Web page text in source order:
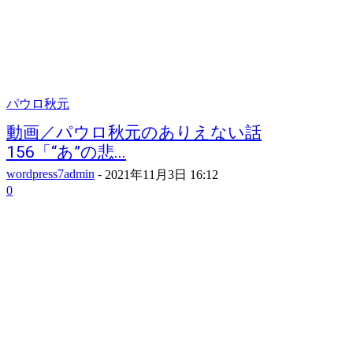
パウロ秋元
動画／パウロ秋元のありえない話
156「“あ”の悲...
wordpress7admin - 2021年11月3日 16:12
0